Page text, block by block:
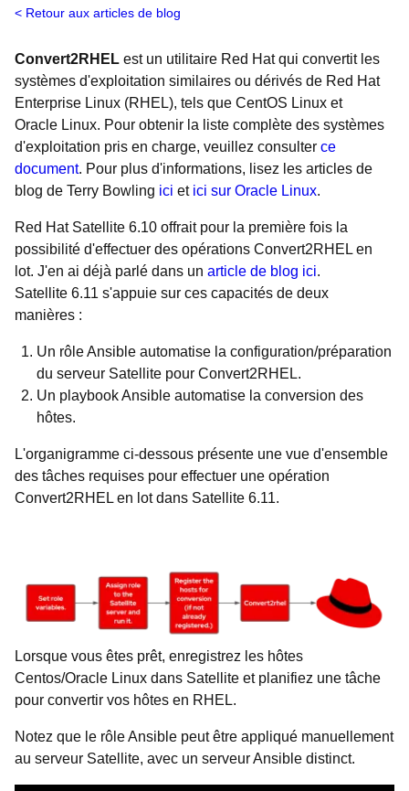
Retour aux articles de blog
Convert2RHEL est un utilitaire Red Hat qui convertit les
systèmes d'exploitation similaires ou dérivés de Red Hat
Enterprise Linux (RHEL), tels que CentOS Linux et
Oracle Linux. Pour obtenir la liste complète des systèmes
d'exploitation pris en charge, veuillez consulter ce
document. Pour plus d'informations, lisez les articles de
blog de Terry Bowling ici et ici sur Oracle Linux.
Red Hat Satellite 6.10 offrait pour la première fois la
possibilité d'effectuer des opérations Convert2RHEL en
lot. J'en ai déjà parlé dans un article de blog ici.
Satellite 6.11 s'appuie sur ces capacités de deux
manières :
Un rôle Ansible automatise la configuration/préparation
du serveur Satellite pour Convert2RHEL.
Un playbook Ansible automatise la conversion des
hôtes.
L'organigramme ci-dessous présente une vue d'ensemble
des tâches requises pour effectuer une opération
Convert2RHEL en lot dans Satellite 6.11.
Lorsque vous êtes prêt, enregistrez les hôtes
Centos/Oracle Linux dans Satellite et planifiez une tâche
pour convertir vos hôtes en RHEL.
Notez que le rôle Ansible peut être appliqué manuellement
au serveur Satellite, avec un serveur Ansible distinct.